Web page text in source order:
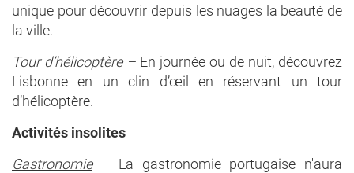
unique pour découvrir depuis les nuages la beauté de
la ville.
Tour d’hélicoptère– En journée ou de nuit, découvrez
Lisbonne en un clin d’œil en réservant un tour
d’hélicoptère.
Activités insolites
Gastronomie– La gastronomie portugaise n'aura